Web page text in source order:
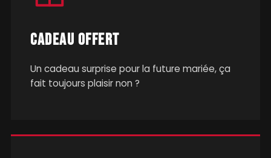
CADEAU OFFERT
Un cadeau surprise pour la future mariée, ça
fait toujours plaisir non ?